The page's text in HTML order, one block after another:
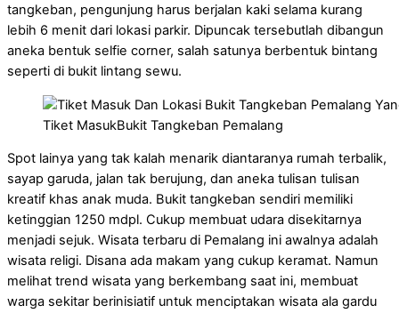
tangkeban, pengunjung harus berjalan kaki selama kurang
lebih 6 menit dari lokasi parkir. Dipuncak tersebutlah dibangun
aneka bentuk selfie corner, salah satunya berbentuk bintang
seperti di bukit lintang sewu.
Tiket MasukBukit Tangkeban Pemalang
Spot lainya yang tak kalah menarik diantaranya rumah terbalik,
sayap garuda, jalan tak berujung, dan aneka tulisan tulisan
kreatif khas anak muda. Bukit tangkeban sendiri memiliki
ketinggian 1250 mdpl. Cukup membuat udara disekitarnya
menjadi sejuk. Wisata terbaru di Pemalang ini awalnya adalah
wisata religi. Disana ada makam yang cukup keramat. Namun
melihat trend wisata yang berkembang saat ini, membuat
warga sekitar berinisiatif untuk menciptakan wisata ala gardu